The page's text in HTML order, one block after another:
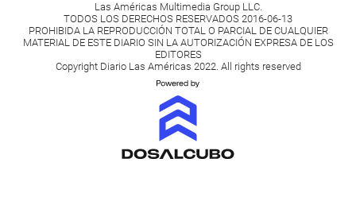
Las Américas Multimedia Group LLC.
TODOS LOS DERECHOS RESERVADOS 2016-06-13
PROHIBIDA LA REPRODUCCIÓN TOTAL O PARCIAL DE CUALQUIER
MATERIAL DE ESTE DIARIO SIN LA AUTORIZACIÓN EXPRESA DE LOS
EDITORES
Copyright Diario Las Américas 2022. All rights reserved